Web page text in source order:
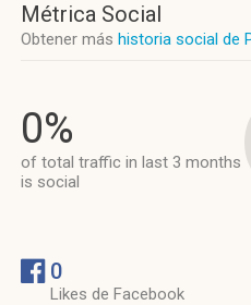
Métrica Social
Obtener más historia social de
0%
of total traffic in last 3 months
is social
0
Likes de Facebook